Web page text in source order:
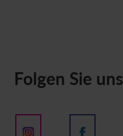
Folgen Sie uns